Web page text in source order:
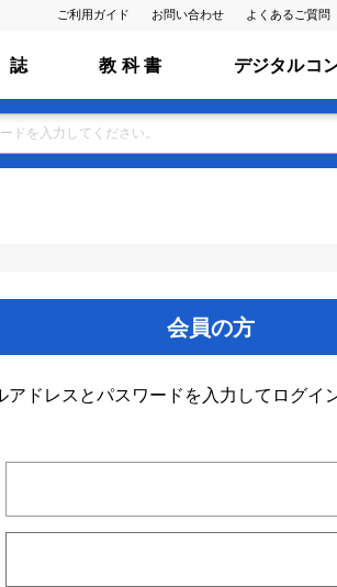
ご利用ガイド お問い合わせ よくあるご質問
誌 教 科 書 デジタルコ
会員の方
アドレスとパスワードを入力してログイ